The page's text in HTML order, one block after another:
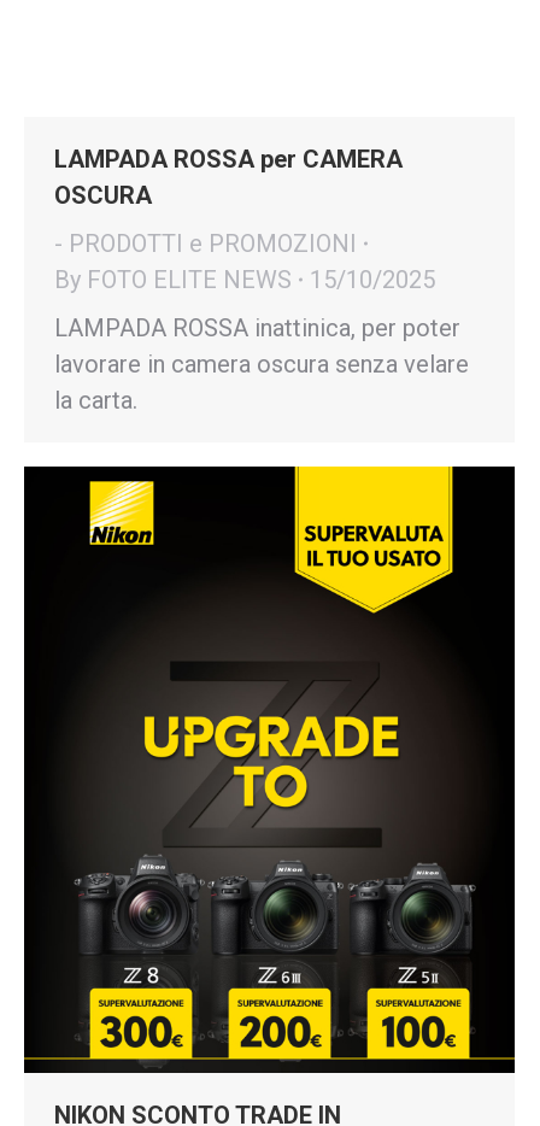
LAMPADA ROSSA per CAMERA
OSCURA
- PRODOTTI e PROMOZIONI
By FOTO ELITE NEWS
15/10/2025
LAMPADA ROSSA inattinica, per poter
lavorare in camera oscura senza velare
la carta.
NIKON SCONTO TRADE IN